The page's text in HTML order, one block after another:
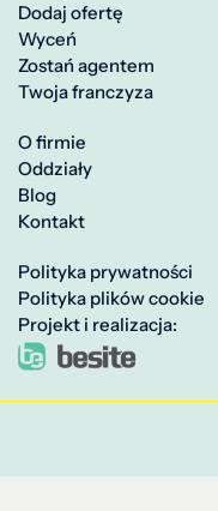
Dodaj ofertę
Wyceń
Zostań agentem
Twoja franczyza
O firmie
Oddziały
Blog
Kontakt
Polityka prywatności
Polityka plików cookie
Projekt i realizacja: